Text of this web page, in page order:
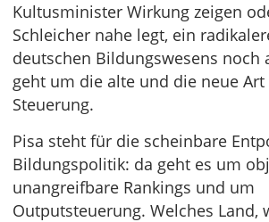
Kultusminister Wirkung zeigen
Schleicher nahe legt, ein
deutschen Bildungswesens noch
geht um die alte und die neue
Steuerung.
Pisa steht für die scheinbare
Bildungspolitik: da geht es um
unangreifbare Rankings und um
Outputsteuerung. Welches Land,